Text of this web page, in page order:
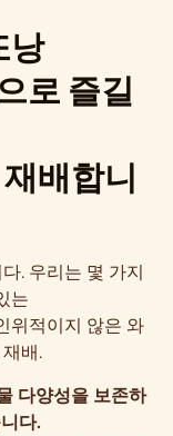
낭
로 즐길
재배합니
. 우리는 몇 가지
는
위적이지 않은 와
배.
다양성을 보존하
다.